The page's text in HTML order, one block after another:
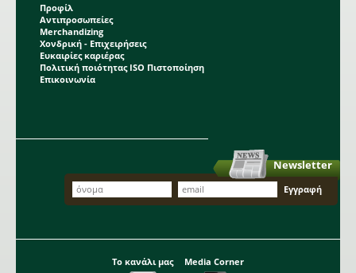
Προφίλ
Αντιπροσωπείες
Merchandizing
Χονδρική - Επιχειρήσεις
Ευκαιρίες καριέρας
Πολιτική ποιότητας ISO Πιστοποίηση
Επικοινωνία
Newsletter
Το κανάλι μας Media Corner